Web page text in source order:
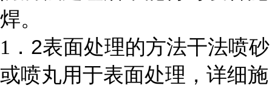
焊。
1 ． 2表面处理的方法干法喷砂
或喷丸用于表面处理，详细施